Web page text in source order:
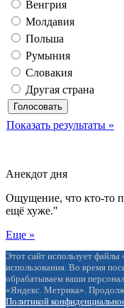
Венгрия
Молдавия
Польша
Румыния
Словакия
Другая страна
Показать результаты »
Анекдот дня
Ощущение, что кто-то
ещё хуже."
Еще »
Этот сайт использует
использования. Во время
обрабатываем ваши
«Яндекс. Метрика».
Политикой